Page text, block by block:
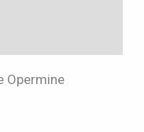
Opermine